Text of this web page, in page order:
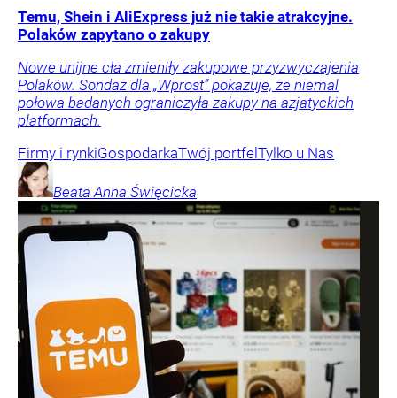
Temu, Shein i AliExpress już nie takie atrakcyjne.
Polaków zapytano o zakupy
Nowe unijne cła zmieniły zakupowe przyzwyczajenia
Polaków. Sondaż dla „Wprost” pokazuje, że niemal
połowa badanych ograniczyła zakupy na azjatyckich
platformach.
Firmy i rynkiGospodarkaTwój portfel Tylko u Nas
Beata Anna Święcicka